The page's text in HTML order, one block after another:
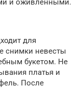
и оживленными.
для
снимки невесты
букетом. Не
платья и
После